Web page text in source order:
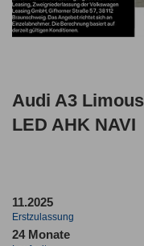
Audi A3
LED AHK NAVI
11.2025
Erstzulassung
24 Monate